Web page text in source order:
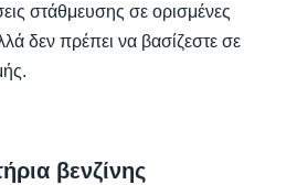
στάθμευσης σε ορισμένες
δεν πρέπει να βασίζεστε σε
βενζίνης